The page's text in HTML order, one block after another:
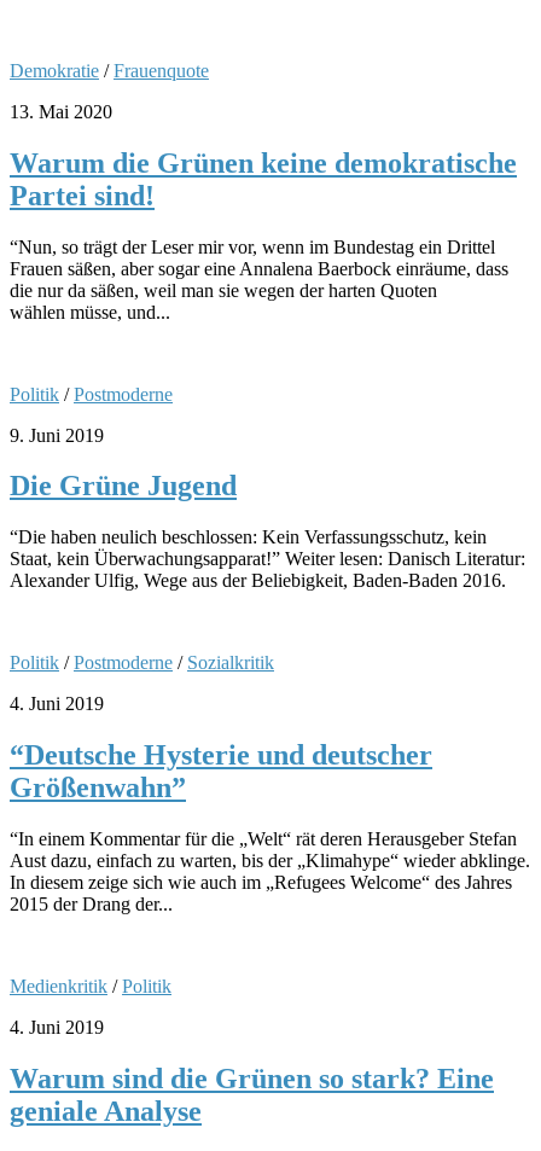
Demokratie /Frauenquote
13. Mai 2020
Warum die Grünen keine demokratische
Partei sind!
“Nun, so trägt der Leser mir vor, wenn im Bundestag ein Drittel
Frauen säßen, aber sogar eine Annalena Baerbock einräume, dass
die nur da säßen, weil man sie wegen der harten Quoten
wählen müsse, und...
Politik /Postmoderne
9. Juni 2019
Die Grüne Jugend
“Die haben neulich beschlossen: Kein Verfassungsschutz, kein
Staat, kein Überwachungsapparat!” Weiter lesen: Danisch Literatur:
Alexander Ulfig, Wege aus der Beliebigkeit, Baden-Baden 2016.
Politik /Postmoderne / Sozialkritik
4. Juni 2019
“Deutsche Hysterie und deutscher
Größenwahn”
“In einem Kommentar für die „Welt“ rät deren Herausgeber Stefan
Aust dazu, einfach zu warten, bis der „Klimahype“ wieder abklinge.
In diesem zeige sich wie auch im „Refugees Welcome“ des Jahres
2015 der Drang der...
Medienkritik /Politik
4. Juni 2019
Warum sind die Grünen so stark? Eine
geniale Analyse